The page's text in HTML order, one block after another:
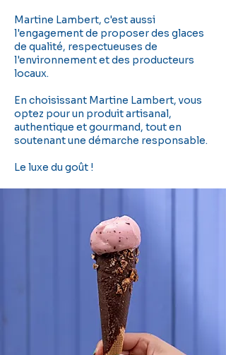
Martine Lambert, c'est aussi
l'engagement de proposer des glaces
de qualité, respectueuses de
l'environnement et des producteurs
locaux.
En choisissant Martine Lambert, vous
optez pour un produit artisanal,
authentique et gourmand, tout en
soutenant une démarche responsable.
Le luxe du goût !